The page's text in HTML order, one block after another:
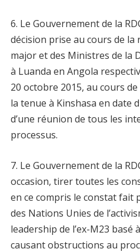
6. Le Gouvernement de la
décision prise au cours de la
major et des Ministres de la
à Luanda en Angola
20 octobre 2015, au cours
la tenue à Kinshasa en date
d’une réunion de tous les
processus.
7. Le Gouvernement de la
occasion, tirer toutes les
en ce compris le constat fait
des Nations Unies de
leadership de l’ex-M23 basé
causant obstructions au